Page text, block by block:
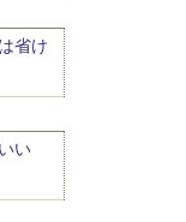
省け
い